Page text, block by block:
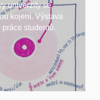
univerzity se
kojení. Výstava
studentů.